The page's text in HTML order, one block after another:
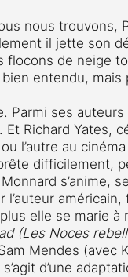
nous trouvons,
il jette son
de neige
entendu, mais
Parmi ses
Richard Yates,
l’autre au
difficilement,
s’anime,
elle se marie
(Les Noces
Mendes (avec
d’une